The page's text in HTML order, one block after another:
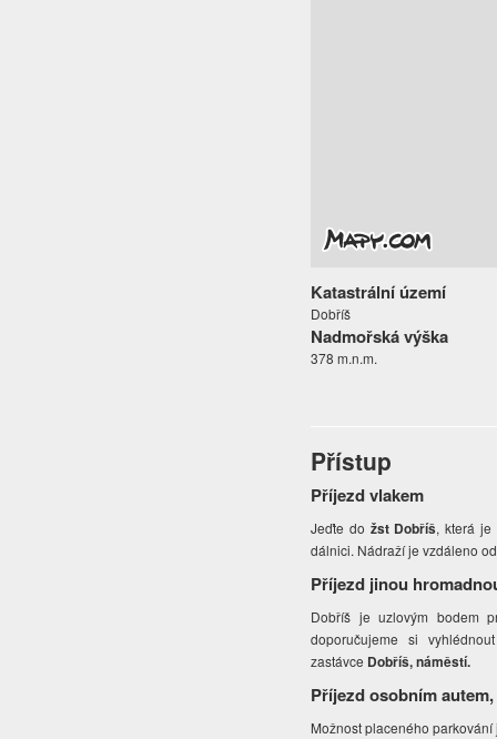
Katastrální území
Dobříš
Nadmořská výška
378 m.n.m.
Přístup
Příjezd vlakem
Jeďte do žst Dobříš, která je
dálnici. Nádraží je vzdáleno
Příjezd jinou
Dobříš je uzlovým bodem
doporučujeme si
zastávce Dobříš, náměstí.
Příjezd osobním
Možnost placeného